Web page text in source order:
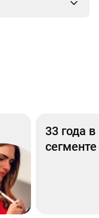
33 года
сегменте